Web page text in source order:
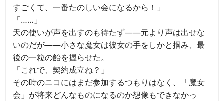
すごくて、一番たのしい会になるから！」
「……」
天の使いが声を出すのも待たず――元より声は出せな
いのだが――小さな魔女は彼女の手をしかと掴み、最
後の一粒の飴を握らせた。
「これで、契約成立ね？」
その時のニコにはまだ参加するつもりはなく、「魔女
会」が将来どんなものになるのか想像もできなかっ